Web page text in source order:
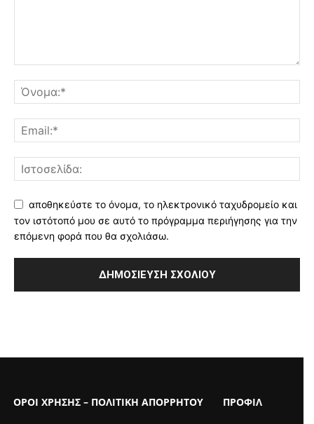
αποθηκεύστε το όνομα, το ηλεκτρονικό ταχυδρομείο και
τον ιστότοπό μου σε αυτό το πρόγραμμα περιήγησης για την
επόμενη φορά που θα σχολιάσω.
ΟΡΟΙ ΧΡΗΣΗΣ – ΠΟΛΙΤΙΚΗ ΑΠΟΡΡΗΤΟΥ ΠΡΟΦΙΛ